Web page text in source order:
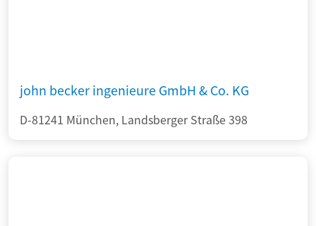
john becker ingenieure GmbH & Co. KG
D-81241 München, Landsberger Straße 398